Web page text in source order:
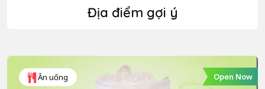
Địa điểm gợi ý
Ăn uống Open Now